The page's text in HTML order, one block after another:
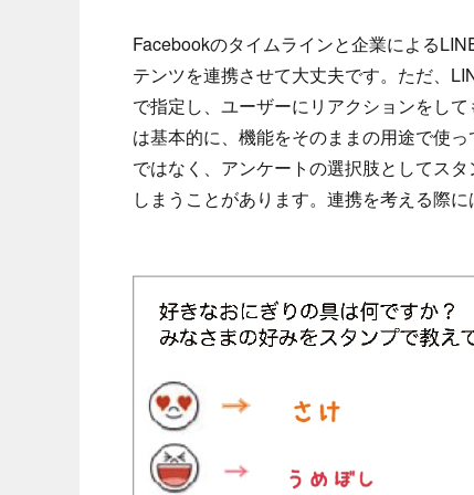
Facebookのタイムラインと企業による
テンツを連携させて大丈夫です。ただ、
で指定し、ユーザーにリアクションをし
は基本的に、機能をそのままの用途で使
ではなく、アンケートの選択肢としてス
しまうことがあります。連携を考える際